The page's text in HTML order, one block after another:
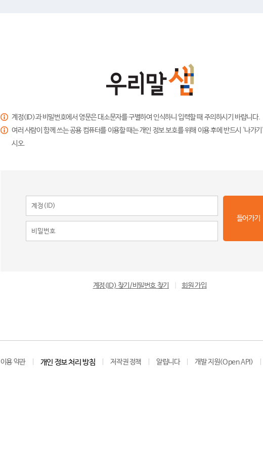
계정(ID)과 비밀번호에서 영문은 대소문자를 구별하여 인식하니 입력할 때 주의하시기 바랍니다.
여러 사람이 함께 쓰는 공용 컴퓨터를 이용할 때는 개인 정보 보호를 위해 이용 후에 반드시 '나가
시오.
들어가기
계정(ID) 찾기/비밀번호 찾기 회원 가입
이용 약관 개인 정보 처리 방침 저작권 정책 알립니다 개발 지원(Open API)